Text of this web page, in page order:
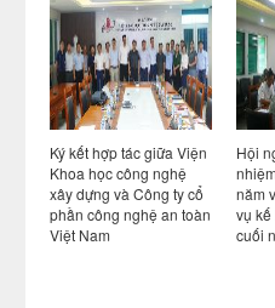
Ký kết hợp tác giữa Viện
Khoa học công nghệ
xây dựng và Công ty cổ
phần công nghệ an toàn
Việt Nam
Hội
năm
vụ
cuối